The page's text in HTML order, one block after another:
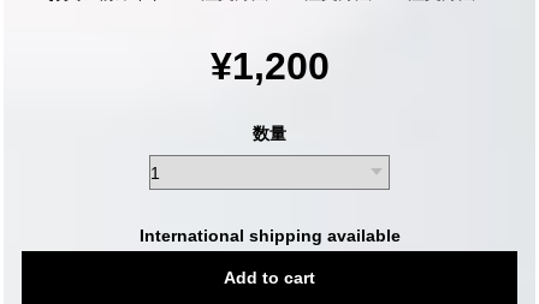
¥1,200
数量
International shipping available
Add to cart